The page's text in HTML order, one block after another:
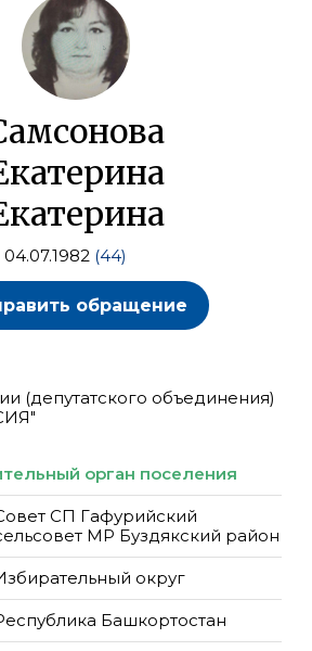
04.07.1982 (44)
обращение
(депутатского объединения)
орган поселения
СП Гафурийский
МР Буздякский район
округ
Башкортостан